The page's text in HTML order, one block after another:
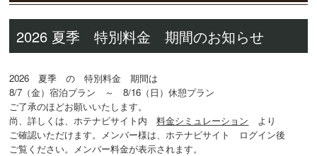
2026 夏季 特別料金 期間のお知らせ
2026 夏季 の 特別料金 期間は
8/7（金）宿泊プラン ～ 8/16（日）休憩プラン
ご了承のほどお願いいたします。
尚、詳しくは、ホテナビサイト内料金シミュレーション より
ご確認いただけます。メンバー様は、ホテナビサイト ログイン後
ご覧ください。メンバー料金が表示されます。